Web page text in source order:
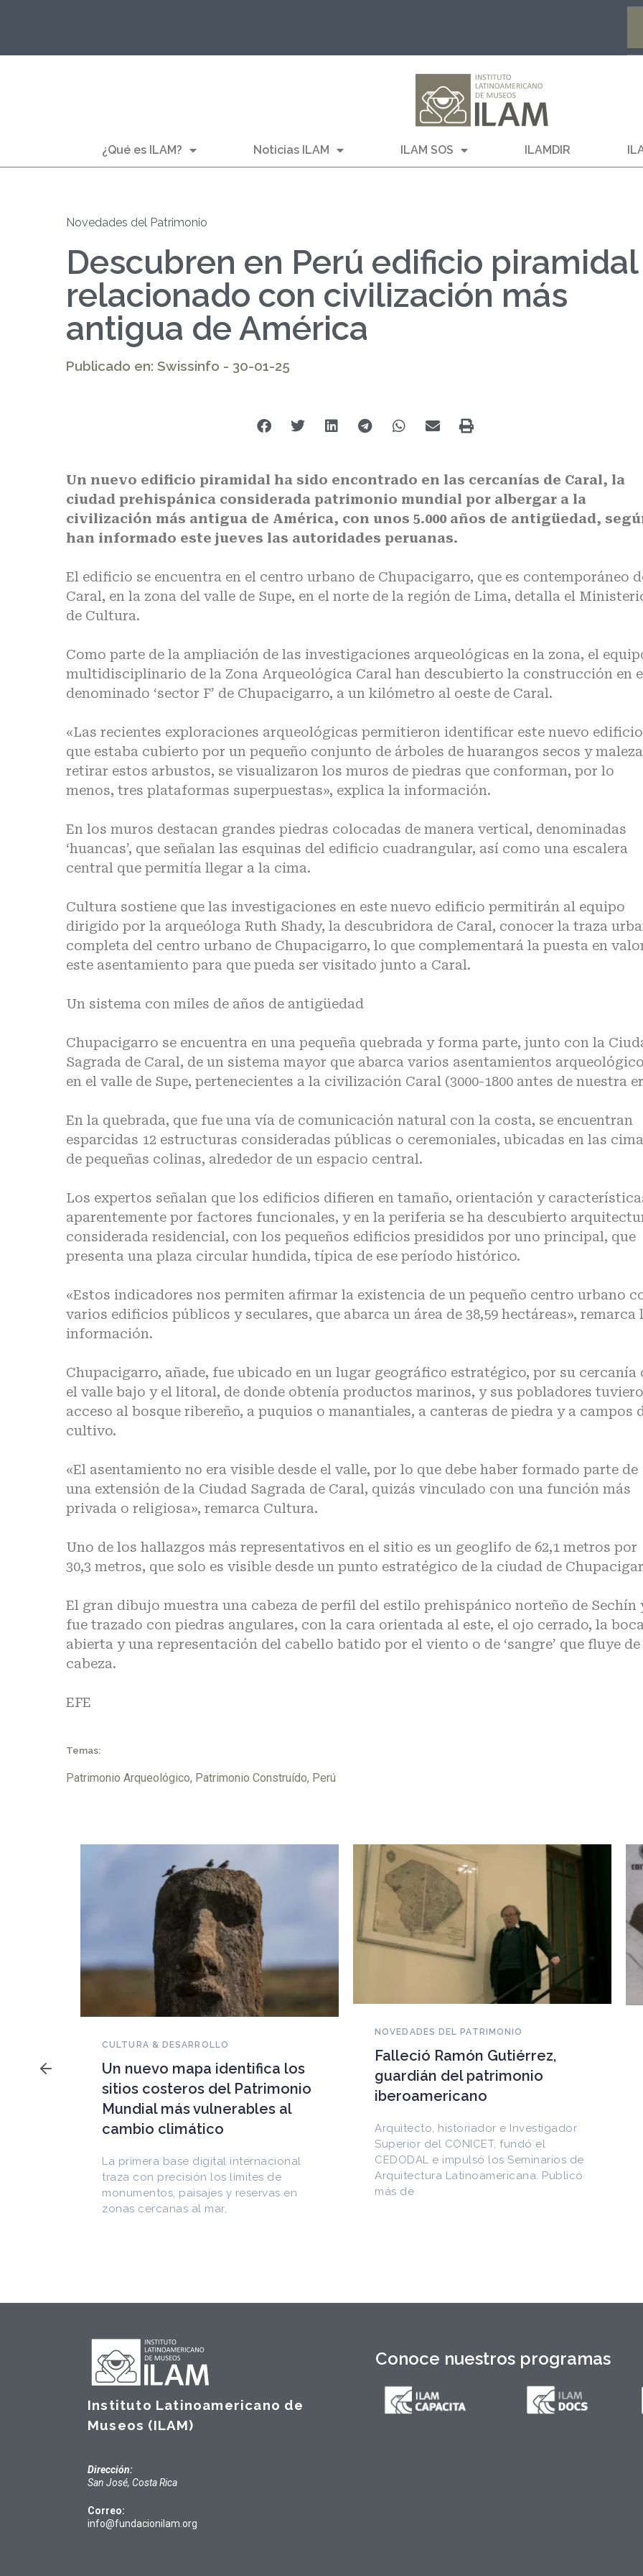
¿Qué es ILAM? Noticias ILAM ILAM SOS ILAMDIR
Novedades del Patrimonio
Descubren en Perú edificio piramidal
relacionado con civilización más
antigua de América
Publicado en: Swissinfo - 30-01-25
Un nuevo edificio piramidal ha sido encontrado en las cercanías de Caral, la
ciudad prehispánica considerada patrimonio mundial por albergar a la
civilización más antigua de América, con unos 5.000 años de antigüedad,
han informado este jueves las autoridades peruanas.
El edificio se encuentra en el centro urbano de Chupacigarro, que es contemporáneo
Caral, en la zona del valle de Supe, en el norte de la región de Lima, detalla el
de Cultura.
Como parte de la ampliación de las investigaciones arqueológicas en la zona, el
multidisciplinario de la Zona Arqueológica Caral han descubierto la construcción en
denominado ‘sector F’ de Chupacigarro, a un kilómetro al oeste de Caral.
«Las recientes exploraciones arqueológicas permitieron identificar este nuevo
que estaba cubierto por un pequeño conjunto de árboles de huarangos secos y
retirar estos arbustos, se visualizaron los muros de piedras que conforman, por lo
menos, tres plataformas superpuestas», explica la información.
En los muros destacan grandes piedras colocadas de manera vertical, denominadas
‘huancas’, que señalan las esquinas del edificio cuadrangular, así como una escalera
central que permitía llegar a la cima.
Cultura sostiene que las investigaciones en este nuevo edificio permitirán al equipo
dirigido por la arqueóloga Ruth Shady, la descubridora de Caral, conocer la traza
completa del centro urbano de Chupacigarro, lo que complementará la puesta en
este asentamiento para que pueda ser visitado junto a Caral.
Un sistema con miles de años de antigüedad
Chupacigarro se encuentra en una pequeña quebrada y forma parte, junto con la
Sagrada de Caral, de un sistema mayor que abarca varios asentamientos
en el valle de Supe, pertenecientes a la civilización Caral (3000-1800 antes de nuestra
En la quebrada, que fue una vía de comunicación natural con la costa, se encuentran
esparcidas 12 estructuras consideradas públicas o ceremoniales, ubicadas en las
de pequeñas colinas, alrededor de un espacio central.
Los expertos señalan que los edificios difieren en tamaño, orientación y
aparentemente por factores funcionales, y en la periferia se ha descubierto
considerada residencial, con los pequeños edificios presididos por uno principal, que
presenta una plaza circular hundida, típica de ese período histórico.
«Estos indicadores nos permiten afirmar la existencia de un pequeño centro urbano
varios edificios públicos y seculares, que abarca un área de 38,59 hectáreas», remarca
información.
Chupacigarro, añade, fue ubicado en un lugar geográfico estratégico, por su cercanía
el valle bajo y el litoral, de donde obtenía productos marinos, y sus pobladores
acceso al bosque ribereño, a puquios o manantiales, a canteras de piedra y a campos
cultivo.
«El asentamiento no era visible desde el valle, por lo que debe haber formado parte de
una extensión de la Ciudad Sagrada de Caral, quizás vinculado con una función más
privada o religiosa», remarca Cultura.
Uno de los hallazgos más representativos en el sitio es un geoglifo de 62,1 metros por
30,3 metros, que solo es visible desde un punto estratégico de la ciudad de
El gran dibujo muestra una cabeza de perfil del estilo prehispánico norteño de Sechín
fue trazado con piedras angulares, con la cara orientada al este, el ojo cerrado, la
abierta y una representación del cabello batido por el viento o de ‘sangre’ que fluye
cabeza.
EFE
Temas:
Patrimonio Arqueológico, Patrimonio Construído, Perú
guardián del patrimonio
iberoamericano
Arquitecto, historiador e Investigador
CEDODAL e impulsó los Seminarios de
Arquitectura Latinoamericana. Publicó
más de
NOVEDADES DEL PATRIMONIO
EEUU devuelve a Cuba
documentos históricos
sustraídos del Archivo
en internet
Entre los materiales recuperados
figuran la Constitución de la Yaya de
Conoce nuestros programas
Instituto Latinoamericano de
Museos (ILAM)
Dirección:
San José, Costa Rica
Correo:
info@fundacionilam.org